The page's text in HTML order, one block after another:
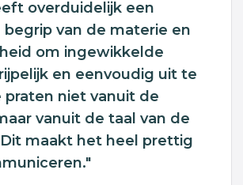
overduidelijk een
van de materie en
om ingewikkelde
en eenvoudig uit te
praten niet vanuit de
vanuit de taal van de
maakt het heel prettig